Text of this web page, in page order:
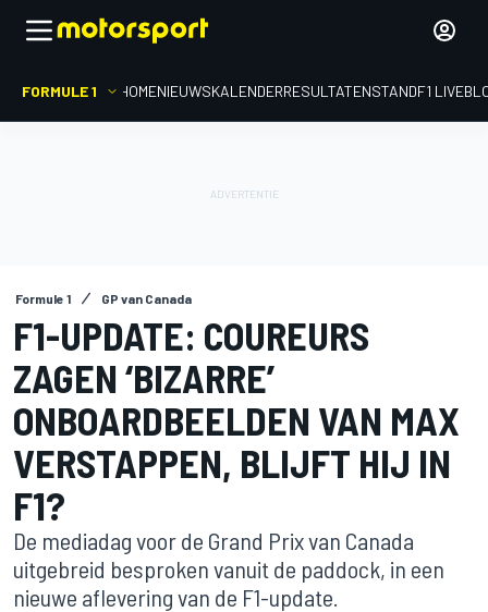
FORMULE 1 HOMENIEUWSKALENDERRESULTATENSTANDF1
Formule 1 GP van Canada
F1-UPDATE: COUREURS
ZAGEN ‘BIZARRE’
ONBOARDBEELDEN VAN MAX
VERSTAPPEN, BLIJFT HIJ IN
F1?
De mediadag voor de Grand Prix van Canada
uitgebreid besproken vanuit de paddock, in een
nieuwe aflevering van de F1-update.